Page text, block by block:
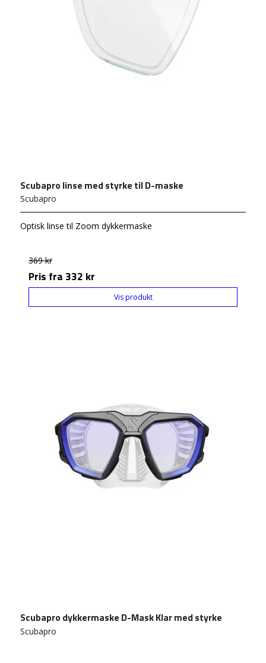
Scubapro linse med styrke til D-maske
Scubapro
Optisk linse til Zoom dykkermaske
369 kr
Pris fra 332 kr
Vis produkt
Scubapro dykkermaske D-Mask Klar med styrke
Scubapro